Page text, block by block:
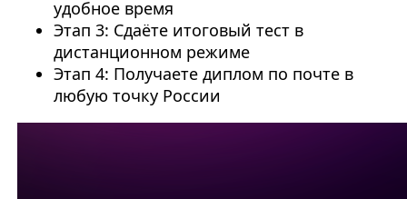
удобное время
Этап 3: Сдаёте итоговый тест в
дистанционном режиме
Этап 4: Получаете диплом по почте в
любую точку России